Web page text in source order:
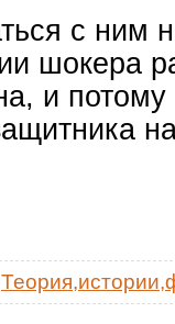
с ним
шокера
и потому